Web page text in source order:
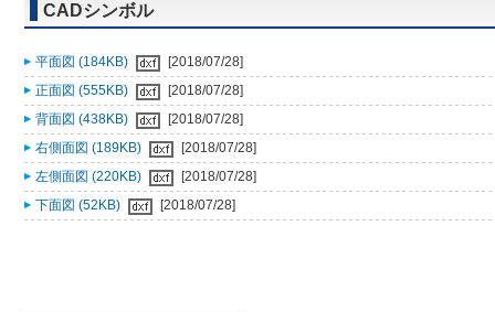
CADシンボル
平面図 (184KB)
[2018/07/28]
正面図 (555KB)
[2018/07/28]
背面図 (438KB)
[2018/07/28]
右側面図 (189KB)
[2018/07/28]
左側面図 (220KB)
[2018/07/28]
下面図 (52KB)
[2018/07/28]